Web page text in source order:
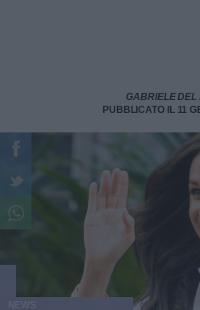
GABRIELE DEL
PUBBLICATO IL 11